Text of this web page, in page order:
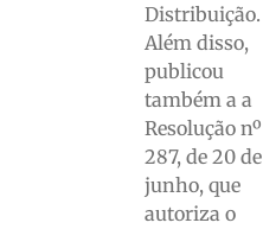
Distribuição.
Além disso,
publicou
também a a
Resolução nº
287, de 20 de
junho, que
autoriza o